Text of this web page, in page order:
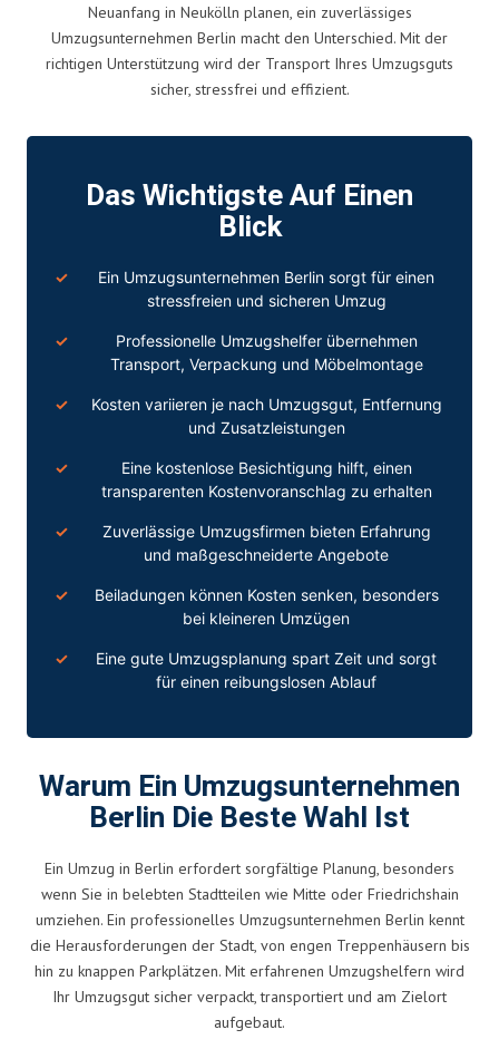
Neuanfang in Neukölln planen, ein zuverlässiges
Umzugsunternehmen Berlin macht den Unterschied. Mit der
richtigen Unterstützung wird der Transport Ihres Umzugsguts
sicher, stressfrei und effizient.
Das Wichtigste Auf Einen
Blick
Ein Umzugsunternehmen Berlin sorgt für einen
stressfreien und sicheren Umzug
Professionelle Umzugshelferübernehmen
Transport, Verpackung und Möbelmontage
Kosten variieren je nach Umzugsgut, Entfernung
und Zusatzleistungen
Eine kostenlose Besichtigung hilft, einen
transparenten Kostenvoranschlag zu erhalten
Zuverlässige Umzugsfirmen bieten Erfahrung
und maßgeschneiderte Angebote
Beiladungen können Kosten senken, besonders
bei kleineren Umzügen
Eine gute Umzugsplanung spart Zeit und sorgt
für einen reibungslosen Ablauf
Warum Ein Umzugsunternehmen
Berlin Die Beste Wahl Ist
Ein Umzug in Berlin erfordert sorgfältige Planung, besonders
wenn Sie in belebten Stadtteilen wie Mitte oder Friedrichshain
umziehen. Ein professionelles Umzugsunternehmen Berlin kennt
die Herausforderungen der Stadt, von engen Treppenhäusern bis
hin zu knappen Parkplätzen. Mit erfahrenen Umzugshelfern wird
Ihr Umzugsgut sicher verpackt, transportiert und am Zielort
aufgebaut.